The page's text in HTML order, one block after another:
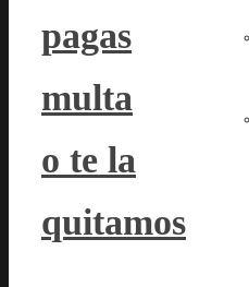
pagas
multa
o te la
quitamos